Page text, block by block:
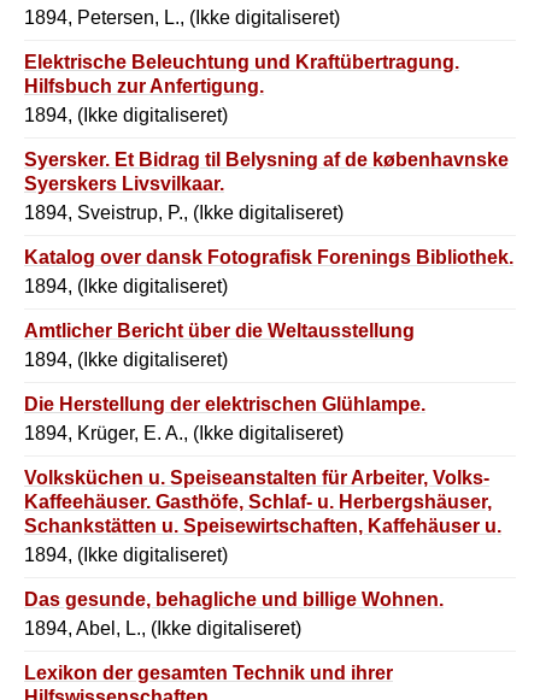
1894, Petersen, L., (Ikke digitaliseret)
Elektrische Beleuchtung und Kraftübertragung.
Hilfsbuch zur Anfertigung.
1894, (Ikke digitaliseret)
Syersker. Et Bidrag til Belysning af de københavnske
Syerskers Livsvilkaar.
1894, Sveistrup, P., (Ikke digitaliseret)
Katalog over dansk Fotografisk Forenings Bibliothek.
1894, (Ikke digitaliseret)
Amtlicher Bericht über die Weltausstellung
1894, (Ikke digitaliseret)
Die Herstellung der elektrischen Glühlampe.
1894, Krüger, E. A., (Ikke digitaliseret)
Volksküchen u. Speiseanstalten für Arbeiter, Volks-
Kaffeehäuser. Gasthöfe, Schlaf- u. Herbergshäuser,
Schankstätten u. Speisewirtschaften, Kaffehäuser u.
1894, (Ikke digitaliseret)
Das gesunde, behagliche und billige Wohnen.
1894, Abel, L., (Ikke digitaliseret)
Lexikon der gesamten Technik und ihrer